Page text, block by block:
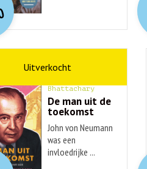
€ 20,00.
€ 9,90.
Bhattachary
De man uit de
toekomst
John von Neumann
was een
invloedrijke ...